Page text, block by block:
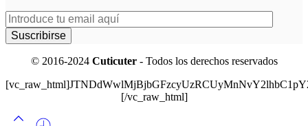
© 2016-2024 Cuticuter- Todos los derechos reservados
[/vc_raw_html]